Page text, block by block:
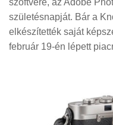
születésnapját. Bár a
elkészítették saját
február 19-én lépett